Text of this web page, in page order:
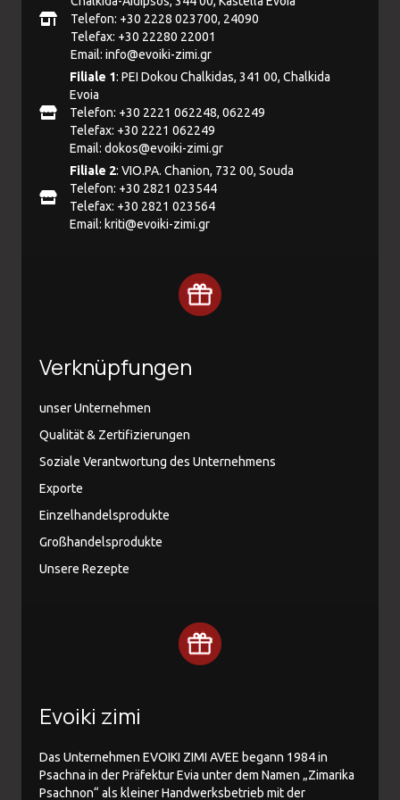
Telefon: +30 2228 023700, 24090
Telefax: +30 22280 22001
Email: info@evoiki-zimi.gr
Filiale 1: PEI Dokou Chalkidas, 341 00, Chalkida
Evoia
Telefon: +30 2221 062248, 062249
Telefax: +30 2221 062249
Email: dokos@evoiki-zimi.gr
Filiale 2: VIO.PA. Chanion, 732 00, Souda
Telefon: +30 2821 023544
Telefax: +30 2821 023564
Email: kriti@evoiki-zimi.gr
Verknüpfungen
unser Unternehmen
Qualität & Zertifizierungen
Soziale Verantwortung des Unternehmens
Exporte
Einzelhandelsprodukte
Großhandelsprodukte
Unsere Rezepte
Evoiki zimi
Das Unternehmen EVOIKI ZIMI AVEE begann 1984 in
Psachna in der Präfektur Evia unter dem Namen „Zimarika
Psachnon“ als kleiner Handwerksbetrieb mit der